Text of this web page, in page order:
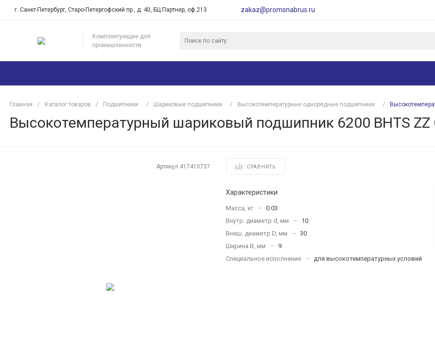
г. Санкт-Петербург, Старо-Петергофский пр., д. 40, БЦ Партнер, оф.213 zakaz@promsnabrus.ru
Комплектующие для
промышленности
Главная / Каталог товаров / Подшипники / Шариковые подшипники / Высокотемпературные однорядные подшипники /
Высокотемпературный шариковый подшипник 6200 BHTS ZZ
Артикул 417410737 СРАВНИТЬ
Характеристики
Масса, кг — 0.03
Внутр. диаметр d, мм
— 10
Внеш. диаметр D, мм
— 30
Ширина B, мм
— 9
Специальное исполнение — для высокотемпературных условий